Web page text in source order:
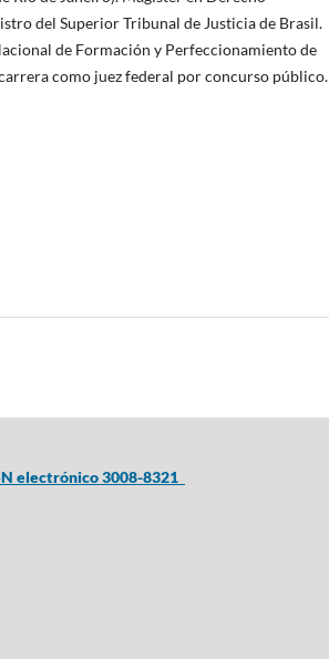
del Superior Tribunal de Justicia de Brasil.
de Formación y Perfeccionamiento de
como juez federal por concurso público.
electrónico 3008-8321